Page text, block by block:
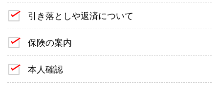
引き落としや返済について
保険の案内
本人確認